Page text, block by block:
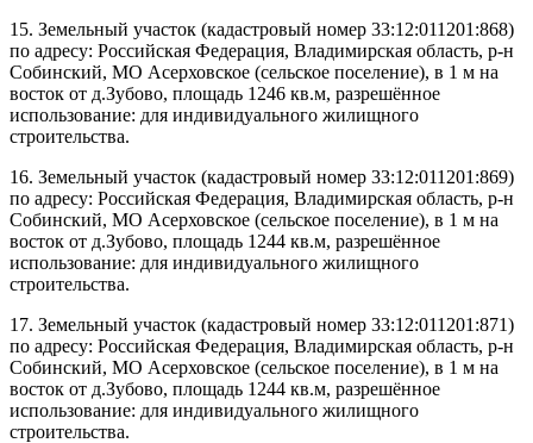
15. Земельный участок (кадастровый номер 33:12:011201:868)
по адресу: Российская Федерация, Владимирская область, р-н
Собинский, МО Асерховское (сельское поселение), в 1 м на
восток от д.Зубово, площадь 1246 кв.м, разрешённое
использование: для индивидуального жилищного
строительства.
16. Земельный участок (кадастровый номер 33:12:011201:869)
по адресу: Российская Федерация, Владимирская область, р-н
Собинский, МО Асерховское (сельское поселение), в 1 м на
восток от д.Зубово, площадь 1244 кв.м, разрешённое
использование: для индивидуального жилищного
строительства.
17. Земельный участок (кадастровый номер 33:12:011201:871)
по адресу: Российская Федерация, Владимирская область, р-н
Собинский, МО Асерховское (сельское поселение), в 1 м на
восток от д.Зубово, площадь 1244 кв.м, разрешённое
использование: для индивидуального жилищного
строительства.